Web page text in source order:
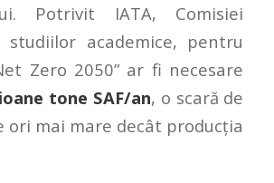
Potrivit IATA, Comisiei
studiilor academice, pentru
Zero 2050” ar fi necesare
tone SAF/an, o scară de
ori mai mare decât producția